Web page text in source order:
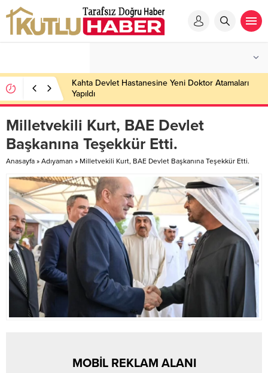
Kahta Devlet Hastanesine Yeni Doktor Atamaları
Yapıldı
Milletvekili Kurt, BAE Devlet
Başkanına Teşekkür Etti.
Anasayfa » Adıyaman » Milletvekili Kurt, BAE Devlet Başkanına Teşekkür Etti.
MOBİL REKLAM ALANI